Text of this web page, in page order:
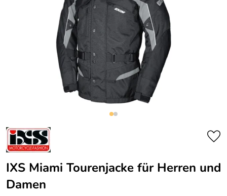
IXS Miami Tourenjacke für Herren und
Damen